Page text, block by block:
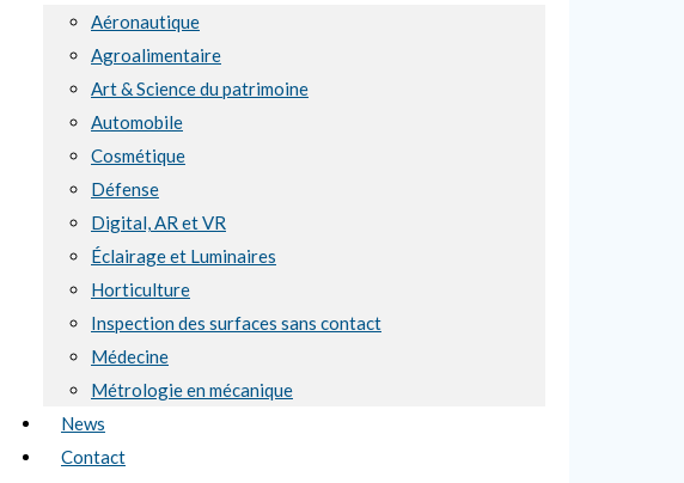
Aéronautique
Agroalimentaire
Art & Science du patrimoine
Automobile
Cosmétique
Défense
Digital, AR et VR
Éclairage et Luminaires
Horticulture
Inspection des surfaces sans contact
Médecine
Métrologie en mécanique
News
Contact